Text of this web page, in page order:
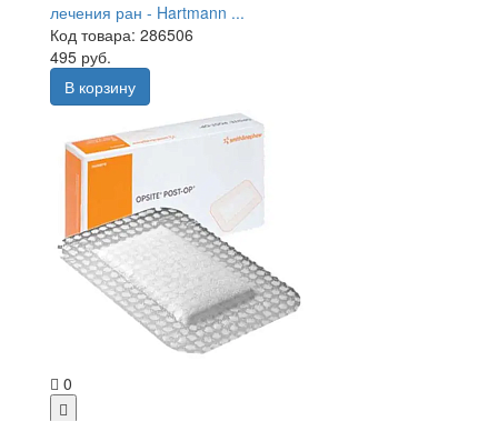
лечения ран - Hartmann ...
Код товара: 286506
495 руб.
В корзину
0